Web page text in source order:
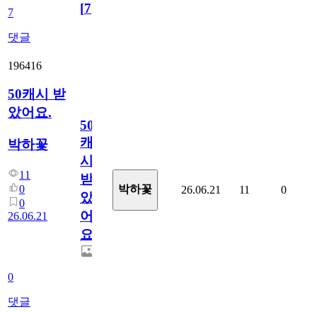
7
댓글
[7]
196416
50캐시 받
았어요.
박하꽃
11
0
0
26.06.21
0
댓글
50
캐
시
받
았
어
요.
박하꽃 26.06.21 11 0